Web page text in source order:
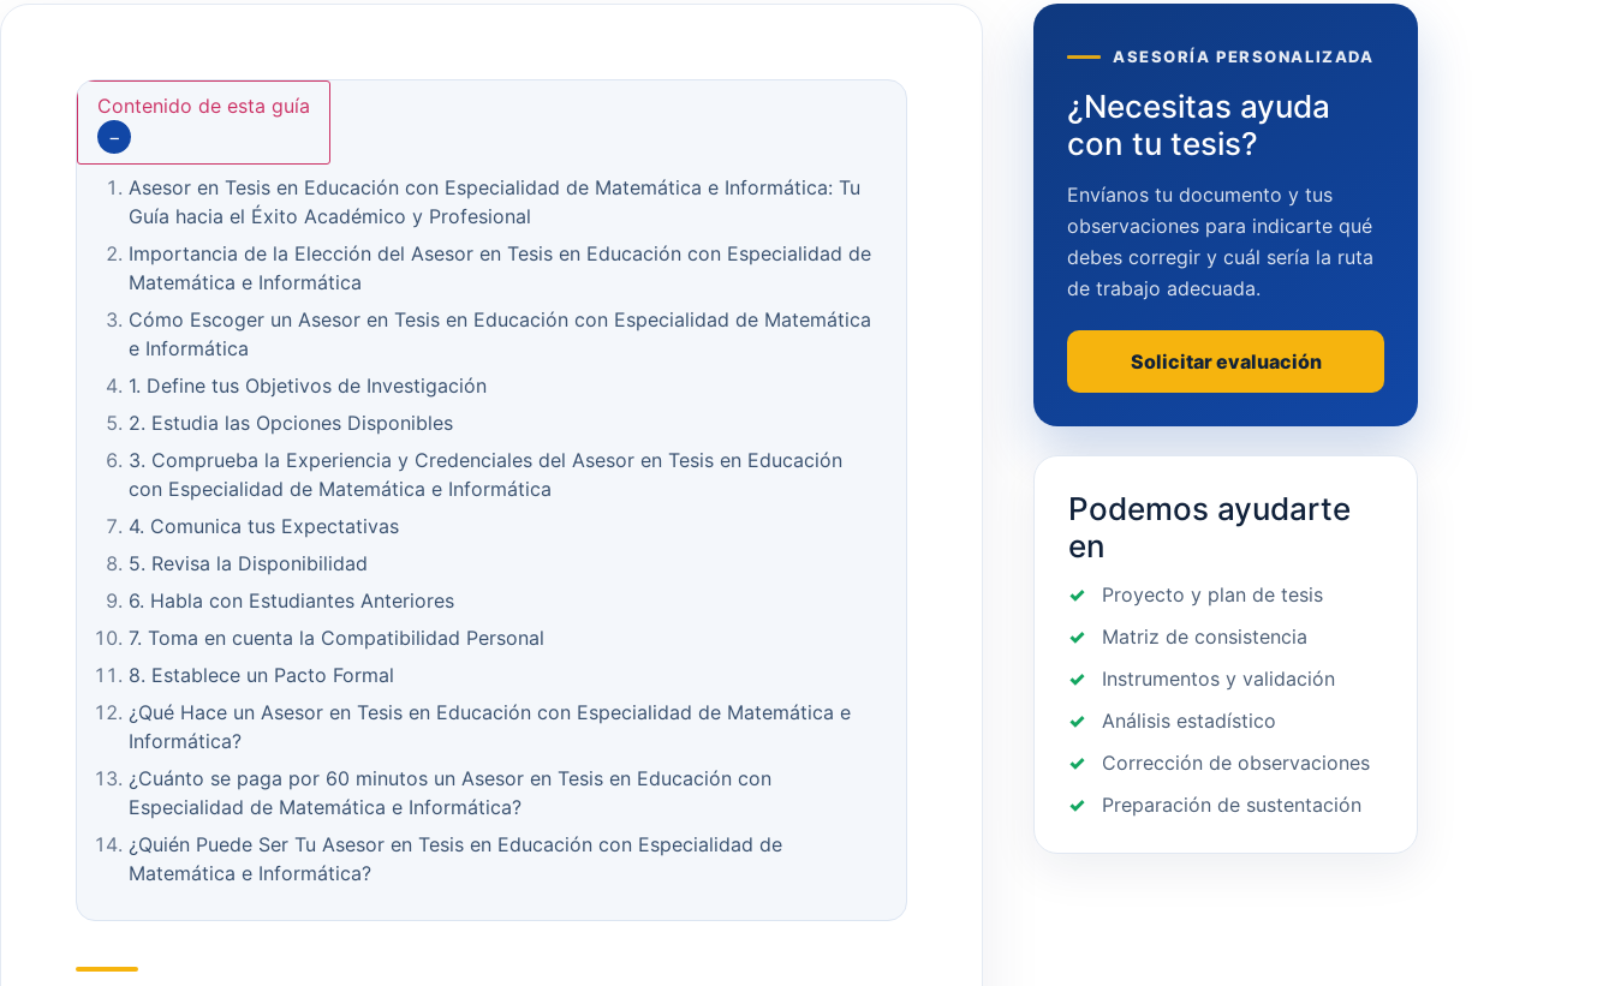
Contenido de esta guía
−
Asesor en Tesis en Educación con Especialidad de Matemática e Informática: Tu
Guía hacia el Éxito Académico y Profesional
Importancia de la Elección del Asesor en Tesis en Educación con Especialidad de
Matemática e Informática
Cómo Escoger un Asesor en Tesis en Educación con Especialidad de Matemática
e Informática
1. Define tus Objetivos de Investigación
2. Estudia las Opciones Disponibles
3. Comprueba la Experiencia y Credenciales del Asesor en Tesis en Educación
con Especialidad de Matemática e Informática
4. Comunica tus Expectativas
5. Revisa la Disponibilidad
6. Habla con Estudiantes Anteriores
7. Toma en cuenta la Compatibilidad Personal
8. Establece un Pacto Formal
¿Qué Hace un Asesor en Tesis en Educación con Especialidad de Matemática e
Informática?
¿Cuánto se paga por 60 minutos un Asesor en Tesis en Educación con
Especialidad de Matemática e Informática?
¿Quién Puede Ser Tu Asesor en Tesis en Educación con Especialidad de
Matemática e Informática?
ASESORÍA PERSONALIZADA
¿Necesitas ayuda
con tu tesis?
Envíanos tu documento y tus
observaciones para indicarte qué
debes corregir y cuál sería la ruta
de trabajo adecuada.
Solicitar evaluación
Podemos ayudarte
en
Proyecto y plan de tesis
Matriz de consistencia
Instrumentos y validación
Análisis estadístico
Corrección de observaciones
Preparación de sustentación